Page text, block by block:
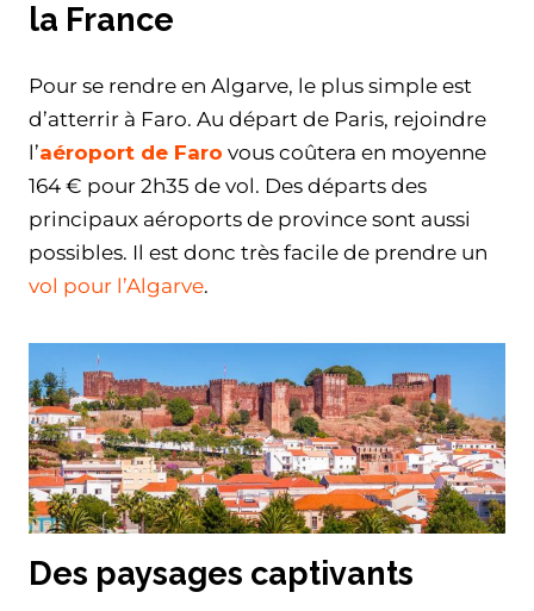
la France
Pour se rendre en Algarve, le plus simple est
d’atterrir à Faro. Au départ de Paris, rejoindre
l’aéroport de Faro vous coûtera en moyenne
164 € pour 2h35 de vol. Des départs des
principaux aéroports de province sont aussi
possibles. Il est donc très facile de prendre un
vol pour l’Algarve.
Des paysages captivants